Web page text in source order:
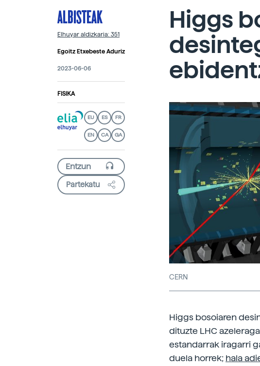
ALBISTEAK
Elhuyar aldizkaria: 351
Egoitz Etxebeste Aduriz
2023-06-06
FISIKA
EU ES FR
EN CA GA
Partekatu
Higgs
CERN
Higgs bosoiaren
dituzte LHC
estandarrak iragarri
duela horrek; hala